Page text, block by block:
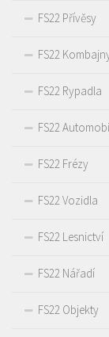
FS22 Přívěsy
FS22
FS22 Rypadla
FS22
FS22 Frézy
FS22 Vozidla
FS22 Lesnictví
FS22 Nářadí
FS22 Objekty